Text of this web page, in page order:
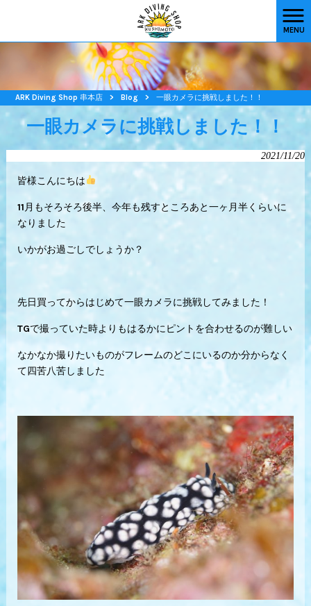
MENU
ARK Diving Shop 串本店 > Blog > 一眼カメラに挑戦しました！！
一眼カメラに挑戦しました！！
2021/11/20
皆様こんにちは
11月もそろそろ後半、今年も残すところあと一ヶ月半くらいに
なりました
いかがお過ごしでしょうか？
先日買ってからはじめて一眼カメラに挑戦してみました！
TGで撮っていた時よりもはるかにピントを合わせるのが難しい
なかなか撮りたいものがフレームのどこにいるのか分からなく
て四苦八苦しました